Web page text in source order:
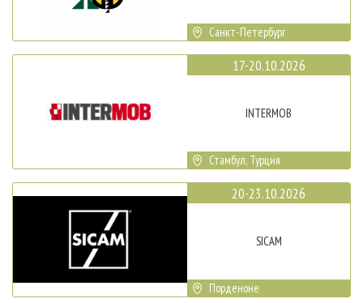
Санкт-Петербург
17-20.10.2026
INTERMOB
Стамбул, Турция
20-23.10.2026
SICAM
Порденоне